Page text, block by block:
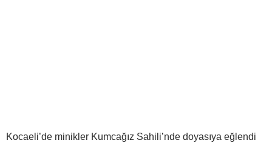
Kocaeli’de minikler Kumcağız Sahili’nde doyasıya eğlendi